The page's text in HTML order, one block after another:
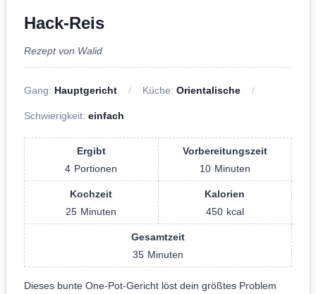
Hack-Reis
Rezept von Walid
Gang: Hauptgericht Küche: Orientalische
Schwierigkeit: einfach
Ergibt
4 Portionen
Vorbereitungszeit
10 Minuten
Kochzeit
25 Minuten
Kalorien
450 kcal
Gesamtzeit
35 Minuten
Dieses bunte One-Pot-Gericht löst dein größtes Problem